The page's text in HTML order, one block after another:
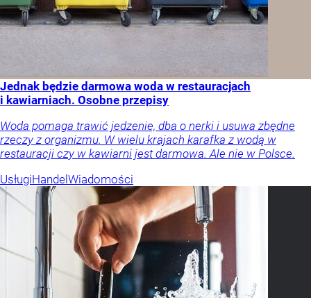
Jednak będzie darmowa woda w restauracjach
i kawiarniach. Osobne przepisy
Woda pomaga trawić jedzenie, dba o nerki i usuwa zbędne
rzeczy z organizmu. W wielu krajach karafka z wodą w
restauracji czy w kawiarni jest darmowa. Ale nie w Polsce.
UsługiHandel Wiadomości